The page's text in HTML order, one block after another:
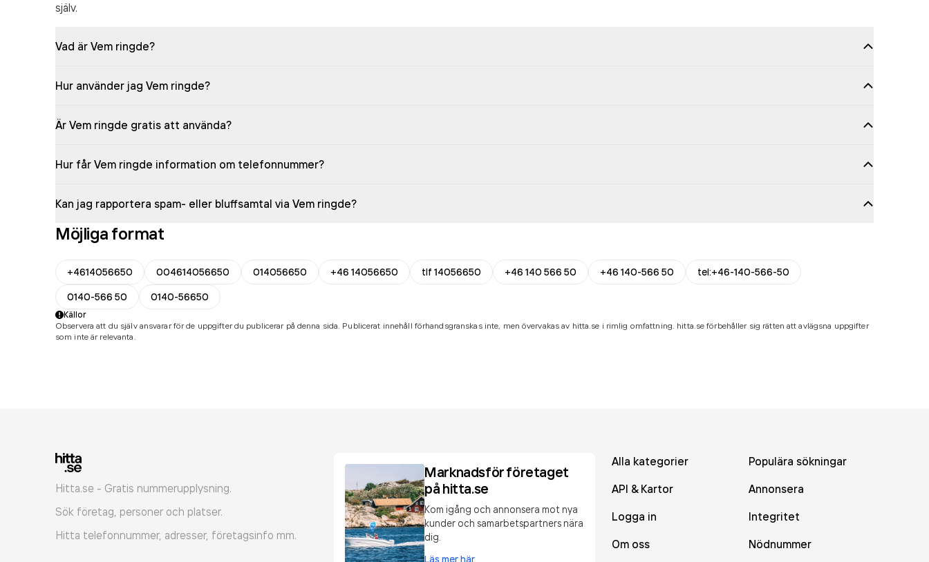
själv.
Vad är Vem ringde?
Hur använder jag Vem ringde?
Är Vem ringde gratis att använda?
Hur får Vem ringde information om telefonnummer?
Kan jag rapportera spam- eller bluffsamtal via Vem ringde?
Möjliga format
+4614056650 004614056650 014056650 +46 14056650 tlf 14056650 +46 140 566 50 +46 140-566 50
tel:+46-140-566-50
0140-566 50
0140-56650
Källor
Observera att du själv ansvarar för de uppgifter du publicerar på denna sida. Publicerat innehåll förhandsgranskas inte, men övervakas av hitta.se i rimlig omfattning. hitta.se förbehåller sig rätten att avlägsna uppgifter
som inte är relevanta.
Hitta.se - Gratis nummerupplysning.
Sök företag, personer och platser.
Hitta telefonnummer, adresser, företagsinfo mm.
Marknadsför företaget
på hitta.se
Kom igång och annonsera mot nya
kunder och samarbetspartners nära
dig.
Läs mer här
Alla kategorier
Populära sökningar
API & Kartor
Annonsera
Logga in
Integritet
Om oss
Nödnummer